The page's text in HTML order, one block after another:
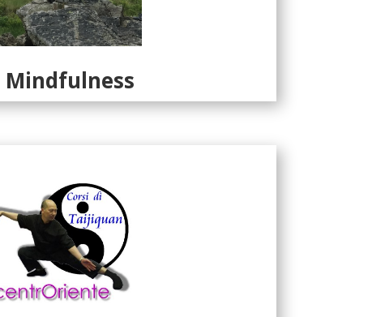
Mindfulness